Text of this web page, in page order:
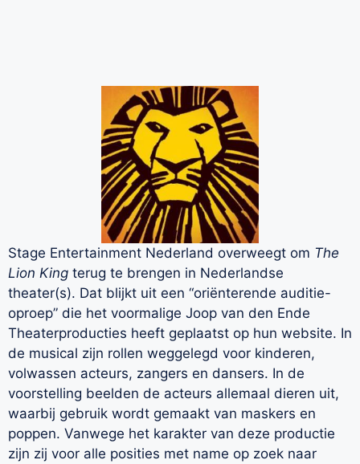
Stage Entertainment Nederland overweegt om The
Lion King terug te brengen in Nederlandse
theater(s). Dat blijkt uit een “oriënterende auditie-
oproep” die het voormalige Joop van den Ende
Theaterproducties heeft geplaatst op hun website. In
de musical zijn rollen weggelegd voor kinderen,
volwassen acteurs, zangers en dansers. In de
voorstelling beelden de acteurs allemaal dieren uit,
waarbij gebruik wordt gemaakt van maskers en
poppen. Vanwege het karakter van deze productie
zijn zij voor alle posities met name op zoek naar